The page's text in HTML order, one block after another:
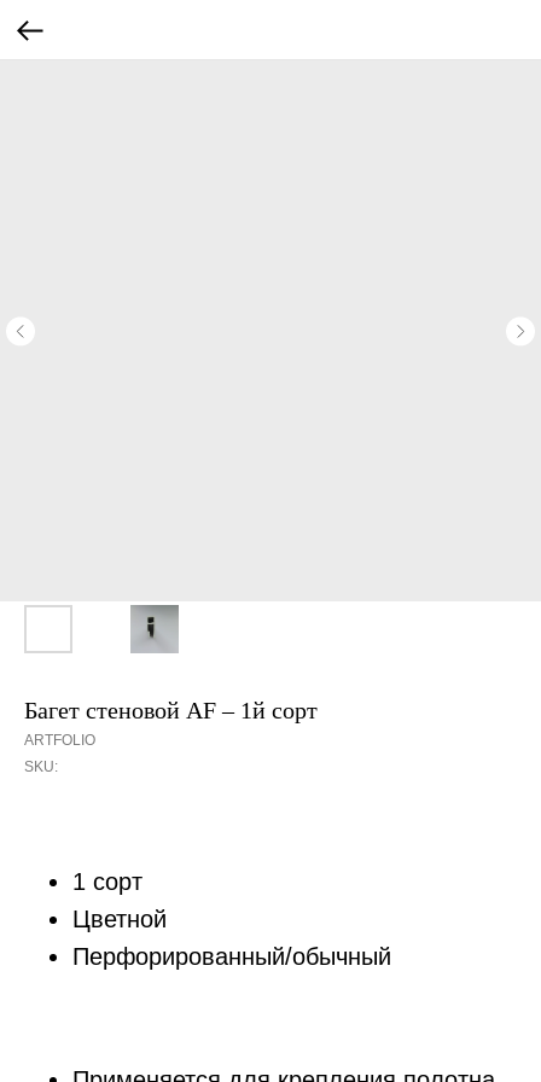
Багет стеновой AF – 1й сорт
ARTFOLIO
SKU:
1 сорт
Цветной
Перфорированный/обычный